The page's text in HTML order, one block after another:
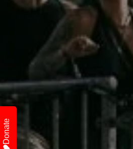
Donate